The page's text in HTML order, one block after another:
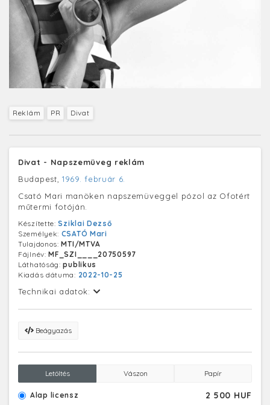
Reklám PR Divat
Divat - Napszemüveg reklám
Budapest, 1969. február 6.
Csató Mari manöken napszemüveggel pózol az Ofotért
műtermi fotóján.
Készítette:Sziklai Dezső
Személyek: CSATÓ Mari
Tulajdonos:MTI/MTVA
Fájlnév:MF_SZI____20750597
Láthatóság:publikus
Kiadás dátuma: 2022-10-25
Technikai adatok:
Beágyazás
Letöltés Vászon Papír
Alap licensz 2 500 HUF